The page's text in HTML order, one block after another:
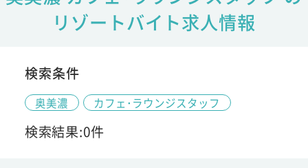
リゾートバイト求人情報
検索条件
奥美濃 カフェ･ラウンジスタッフ
検索結果:0件